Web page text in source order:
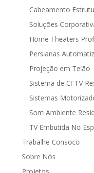
Cabeamento
Soluções
Home Theaters
Persianas
Projeção em Telão
Sistema de CFTV
Sistemas
Som Ambiente
TV Embutida No
Trabalhe Consoco
Sobre Nós
Projetos